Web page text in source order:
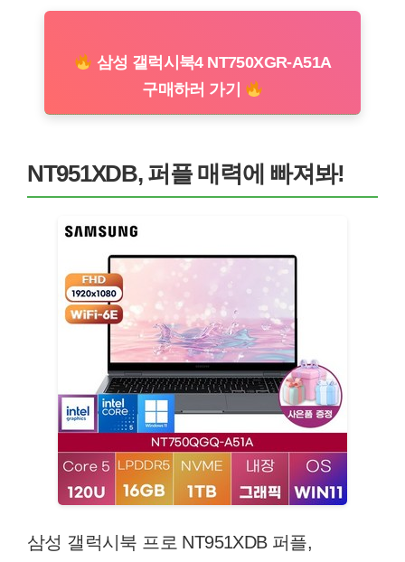
삼성 갤럭시북4 NT750XGR-A51A
구매하러 가기
NT951XDB, 퍼플 매력에 빠져봐!
삼성 갤럭시북 프로 NT951XDB 퍼플,